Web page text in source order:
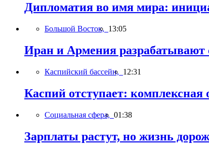
Дипломатия во имя мира:
Большой Восток, 13:05
Иран и Армения разрабатывают
Каспийский бассейн, 12:31
Каспий отступает: комплексная
Социальная сфера, 01:38
Зарплаты растут, но жизнь